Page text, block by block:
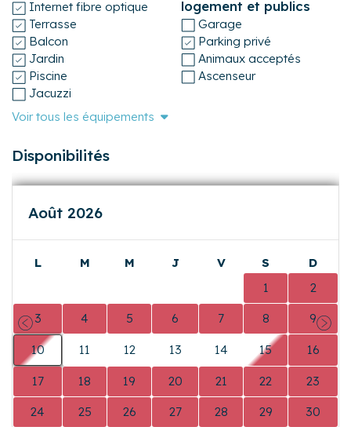
Internet fibre optique
Terrasse
Balcon
Jardin
Piscine
Jacuzzi
logement et publics
Garage
Parking privé
Animaux acceptés
Ascenseur
Voir tous les équipements
Disponibilités
Août 2026
L M M J V S
D
1 2
3 4 5 6 7 8 9
10 11 12 13 14 15 16
17 18 19 20 21 22 23
24 25 26 27 28 29 30
Précédent